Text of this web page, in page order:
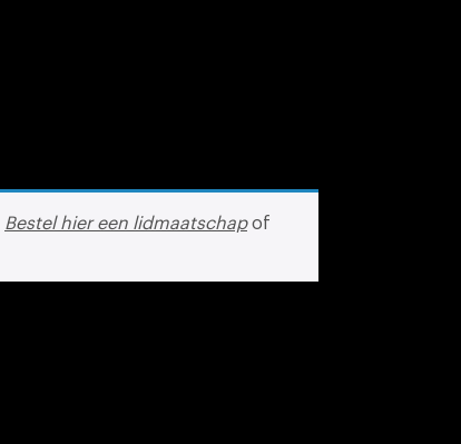
Bestel hier een lidmaatschapof